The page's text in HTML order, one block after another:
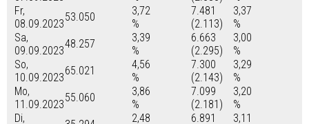
Fr,
08.09.2023
53.050
3,72
%
7.481
(2.113)
3,37
%
Sa,
09.09.2023
48.257
3,39
%
6.663
(2.295)
3,00
%
So,
10.09.2023
65.021
4,56
%
7.300
(2.143)
3,29
%
Mo,
11.09.2023
55.060
3,86
%
7.099
(2.181)
3,20
%
Di,
2,48
6.891
3,11